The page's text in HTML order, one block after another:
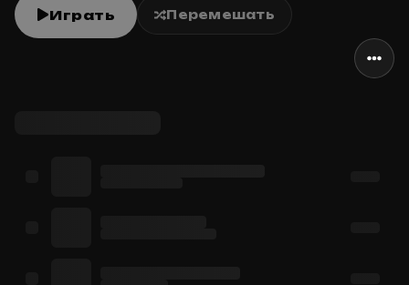
Играть Перемешать